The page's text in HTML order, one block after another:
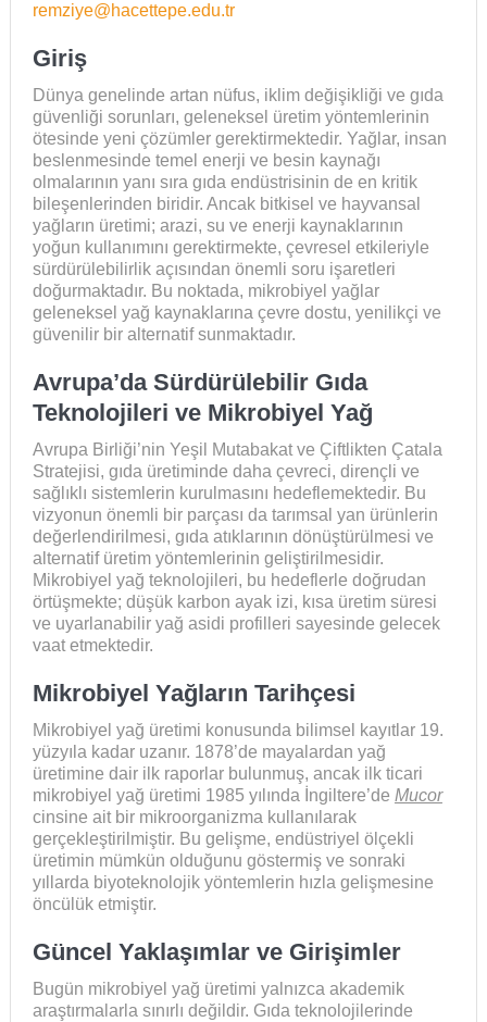
remziye@hacettepe.edu.tr
Giriş
Dünya genelinde artan nüfus, iklim değişikliği ve gıda
güvenliği sorunları, geleneksel üretim yöntemlerinin
ötesinde yeni çözümler gerektirmektedir. Yağlar, insan
beslenmesinde temel enerji ve besin kaynağı
olmalarının yanı sıra gıda endüstrisinin de en kritik
bileşenlerinden biridir. Ancak bitkisel ve hayvansal
yağların üretimi; arazi, su ve enerji kaynaklarının
yoğun kullanımını gerektirmekte, çevresel etkileriyle
sürdürülebilirlik açısından önemli soru işaretleri
doğurmaktadır. Bu noktada, mikrobiyel yağlar
geleneksel yağ kaynaklarına çevre dostu, yenilikçi ve
güvenilir bir alternatif sunmaktadır.
Avrupa’da Sürdürülebilir Gıda
Teknolojileri ve Mikrobiyel Yağ
Avrupa Birliği’nin Yeşil Mutabakat ve Çiftlikten Çatala
Stratejisi, gıda üretiminde daha çevreci, dirençli ve
sağlıklı sistemlerin kurulmasını hedeflemektedir. Bu
vizyonun önemli bir parçası da tarımsal yan ürünlerin
değerlendirilmesi, gıda atıklarının dönüştürülmesi ve
alternatif üretim yöntemlerinin geliştirilmesidir.
Mikrobiyel yağ teknolojileri, bu hedeflerle doğrudan
örtüşmekte; düşük karbon ayak izi, kısa üretim süresi
ve uyarlanabilir yağ asidi profilleri sayesinde gelecek
vaat etmektedir.
Mikrobiyel Yağların Tarihçesi
Mikrobiyel yağ üretimi konusunda bilimsel kayıtlar 19.
yüzyıla kadar uzanır. 1878’de mayalardan yağ
üretimine dair ilk raporlar bulunmuş, ancak ilk ticari
mikrobiyel yağ üretimi 1985 yılında İngiltere’de Mucor
cinsine ait bir mikroorganizma kullanılarak
gerçekleştirilmiştir. Bu gelişme, endüstriyel ölçekli
üretimin mümkün olduğunu göstermiş ve sonraki
yıllarda biyoteknolojik yöntemlerin hızla gelişmesine
öncülük etmiştir.
Güncel Yaklaşımlar ve Girişimler
Bugün mikrobiyel yağ üretimi yalnızca akademik
araştırmalarla sınırlı değildir. Gıda teknolojilerinde